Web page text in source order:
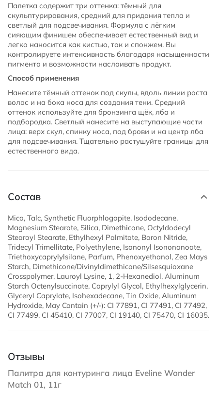
Палетка содержит три оттенка: тёмный для
скульптурирования, средний для придания тепла и
светлый для подсвечивания. Формула с лёгким
сияющим финишем обеспечивает естественный вид и
легко наносится как кистью, так и спонжем. Вы
контролируете интенсивность благодаря насыщенности
пигмента и возможности наслаивать продукт.
Способ применения
Нанесите тёмный оттенок под скулы, вдоль линии роста
волос и на бока носа для создания тени. Средний
оттенок используйте для бронзинга щёк, лба и
подбородка. Светлый нанесите на выступающие части
лица: верх скул, спинку носа, под брови и на центр лба
для подсвечивания. Тщательно растушуйте границы для
естественного вида.
Состав
Mica, Talc, Synthetic Fluorphlogopite, Isododecane,
Magnesium Stearate, Silica, Dimethicone, Octyldodecyl
Stearoyl Stearate, Ethylhexyl Palmitate, Boron Nitride,
Tridecyl Trimellitate, Polyethylene, Isononyl Isononanoate,
Triethoxycaprylylsilane, Parfum, Phenoxyethanol, Zea Mays
Starch, Dimethicone/Divinyldimethicone/Silsesquioxane
Crosspolymer, Lauroyl Lysine, 1, 2-Hexanediol, Aluminum
Starch Octenylsuccinate, Caprylyl Glycol, Ethylhexylglycerin,
Glyceryl Caprylate, Isohexadecane, Tin Oxide, Aluminum
Hydroxide, May Contain (+/-): CI 77891, CI 77491, CI 77492,
CI 77499, CI 45410, CI 77007, CI 19140, CI 75470, CI 16035.
Отзывы
Палитра для контуринга лица Eveline Wonder
Match 01, 11г